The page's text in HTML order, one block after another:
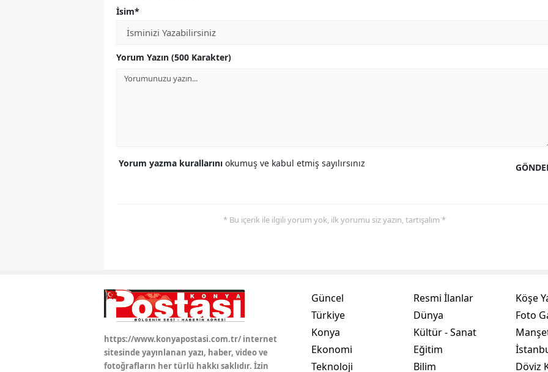
Karaman
Şırnak
Bartın
Ardahan
İsim*
Yorum Yazın (500 Karakter)
Yorum yazma kurallarını okumuş ve kabul etmiş sayılırsınız
* Bu içerik ile ilgili yorum yok, ilk yorumu siz yazın, tartışalım *
https://www.konyapostasi.com.tr/ internet
sitesinde yayınlanan yazı, haber, video ve
fotoğrafların her türlü hakkı saklıdır. İzin
Güncel
Türkiye
Konya
Ekonomi
Teknoloji
Resmi İlanlar
Dünya
Kültür - Sanat
Eğitim
Bilim
Köşe
Foto
Döviz